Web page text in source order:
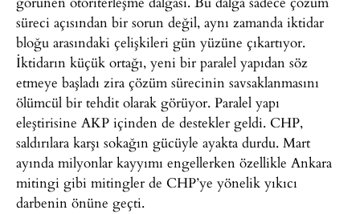
süreci açısından bir sorun değil, aynı zamanda iktidar
bloğu arasındaki çelişkileri gün yüzüne çıkartıyor.
İktidarın küçük ortağı, yeni bir paralel yapıdan söz
etmeye başladı zira çözüm sürecinin savsaklanmasını
ölümcül bir tehdit olarak görüyor. Paralel yapı
eleştirisine AKP içinden de destekler geldi. CHP,
saldırılara karşı sokağın gücüyle ayakta durdu. Mart
ayında milyonlar kayyımı engellerken özellikle Ankara
mitingi gibi mitingler de CHP’ye yönelik yıkıcı
darbenin önüne geçti.